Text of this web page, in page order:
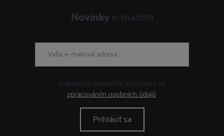
Novinky e-mailom
Odesláním formuláře souhlasím se
zpracováním osobních údajů.
Prihlásiť sa